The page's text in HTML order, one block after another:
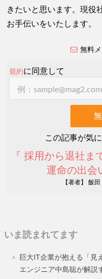
きたいと思います。現役
お手伝いをいたします。
無料
規約に同意して
この記事が気
『 採用から退社
運命の出会
【著者】 飯
いま読まれてます
巨大IT企業が抱える「見
エンジニア中島聡が解説